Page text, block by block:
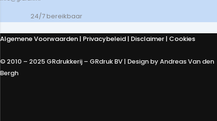
24/7 bereikbaar
Algemene Voorwaarden | Privacybeleid | Disclaimer | Cookies
© 2010 – 2025 GRdrukkerij – GRdruk BV | Design by Andreas Van den
Bergh